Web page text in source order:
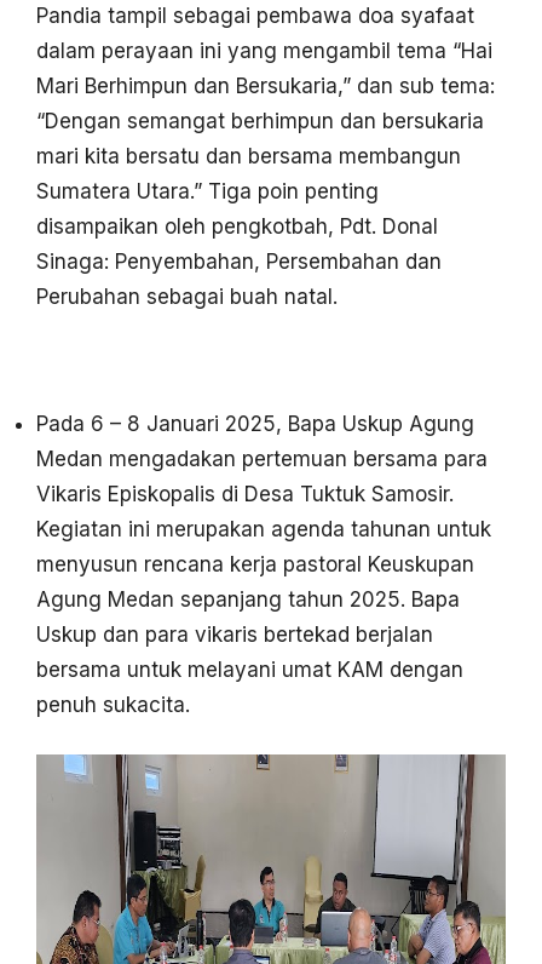
Pandia tampil sebagai pembawa doa syafaat
dalam perayaan ini yang mengambil tema “Hai
Mari Berhimpun dan Bersukaria,” dan sub tema:
“Dengan semangat berhimpun dan bersukaria
mari kita bersatu dan bersama membangun
Sumatera Utara.” Tiga poin penting
disampaikan oleh pengkotbah, Pdt. Donal
Sinaga: Penyembahan, Persembahan dan
Perubahan sebagai buah natal.
Pada 6 – 8 Januari 2025, Bapa Uskup Agung
Medan mengadakan pertemuan bersama para
Vikaris Episkopalis di Desa Tuktuk Samosir.
Kegiatan ini merupakan agenda tahunan untuk
menyusun rencana kerja pastoral Keuskupan
Agung Medan sepanjang tahun 2025. Bapa
Uskup dan para vikaris bertekad berjalan
bersama untuk melayani umat KAM dengan
penuh sukacita.